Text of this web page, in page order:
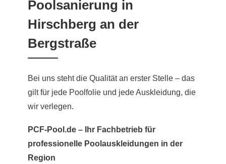
Poolsanierung in
Hirschberg an der
Bergstraße
Bei uns steht die Qualität an erster Stelle – das
gilt für jede Poolfolie und jede Auskleidung, die
wir verlegen.
PCF-Pool.de – Ihr Fachbetrieb für
professionelle Poolauskleidungen in der
Region